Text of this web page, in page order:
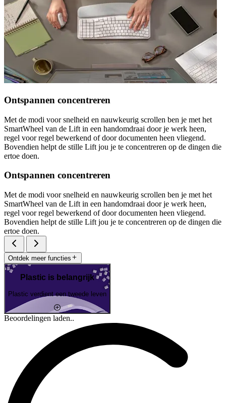
Ontspannen concentreren
Met de modi voor snelheid en nauwkeurig scrollen ben je met het
SmartWheel van de Lift in een handomdraai door je werk heen,
regel voor regel bewerkend of door documenten heen vliegend.
Bovendien helpt de stille Lift jou je te concentreren op de dingen die
ertoe doen.
Ontspannen concentreren
Met de modi voor snelheid en nauwkeurig scrollen ben je met het
SmartWheel van de Lift in een handomdraai door je werk heen,
regel voor regel bewerkend of door documenten heen vliegend.
Bovendien helpt de stille Lift jou je te concentreren op de dingen die
ertoe doen.
Ontdek meer functies
Plastic is belangrijk
Plastic verdient een tweede leven
Beoordelingen laden..